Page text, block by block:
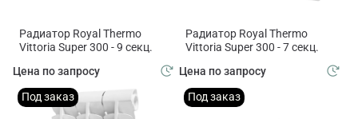
Радиатор Royal Thermo
Vittoria Super 300 - 9 секц.
Цена по запросу
Радиатор Royal Thermo
Vittoria Super 300 - 7 секц.
Цена по запросу
Под заказ Под заказ